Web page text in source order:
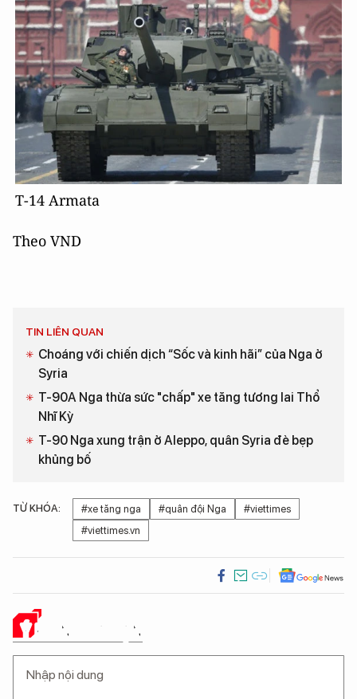
Т-14 Armata
Theo VND
TIN LIÊN QUAN
Choáng với chiến dịch “Sốc và kinh hãi” của Nga ở
Syria
T-90A Nga thừa sức "chấp" xe tăng tương lai Thổ
Nhĩ Kỳ
T-90 Nga xung trận ở Aleppo, quân Syria đè bẹp
khủng bố
TỪ KHÓA: #xe tăng nga #quân đội Nga
#viettimes
#viettimes.vn
Ý KIẾN CỦA BẠN